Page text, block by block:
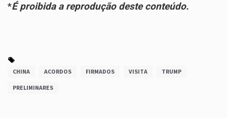
*É proibida a reprodução deste conteúdo.
CHINA ACORDOS FIRMADOS VISITA TRUMP
PRELIMINARES